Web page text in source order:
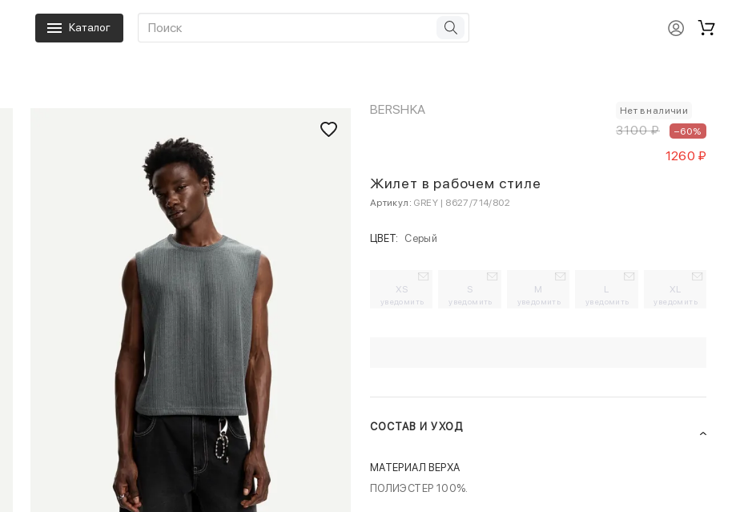
Каталог
BERSHKA Нет в наличии
3100 ₽ –60%
1260 ₽
Жилет в рабочем стиле
Артикул: GREY | 8627/714/802
ЦВЕТ: Серый
XS
уведомить
S
уведомить
M
уведомить
L
уведомить
XL
уведомить
СОСТАВ И УХОД
МАТЕРИАЛ ВЕРХА
ПОЛИЭСТЕР 100%.